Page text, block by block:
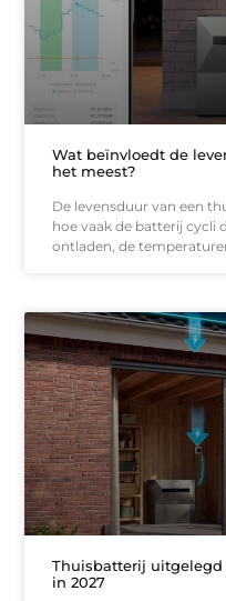
Wat beïnvloedt de
het meest?
De levensduur van een
hoe vaak de batterij cycli
ontladen, de
Thuisbatterij
in 2027